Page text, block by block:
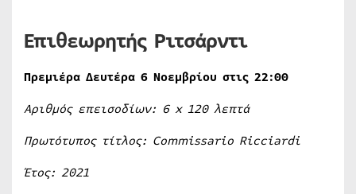
Επιθεωρητής Ριτσάρντι
Πρεμιέρα Δευτέρα 6 Νοεμβρίου στις 22:00
Αριθμός επεισοδίων: 6 x120 λεπτά
Πρωτότυπος τίτλος: Commissario Ricciardi
Έτος: 2021